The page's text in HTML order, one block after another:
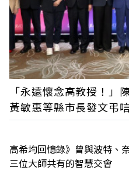
「永遠懷念高教授！」
黃敏惠等縣市長發文弔
高希均回憶錄》曾與波特、
三位大師共有的智慧交會